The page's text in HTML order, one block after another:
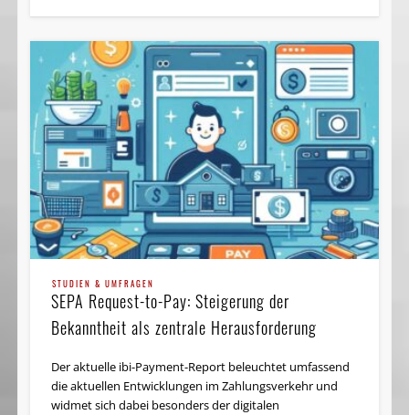
STUDIEN & UMFRAGEN
SEPA Request-to-Pay: Steigerung der
Bekanntheit als zentrale Herausforderung
Der aktuelle ibi-Payment-Report beleuchtet umfassend
die aktuellen Entwicklungen im Zahlungsverkehr und
widmet sich dabei besonders der digitalen